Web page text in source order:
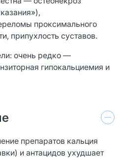
проксимального
припухлость суставов.
очень редко —
гипокальциемия и
препаратов кальция
и антацидов ухудшает